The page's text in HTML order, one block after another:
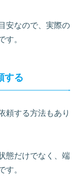
安なので、実際の
す。
する
頼する方法もあり
態だけでなく、端
す。